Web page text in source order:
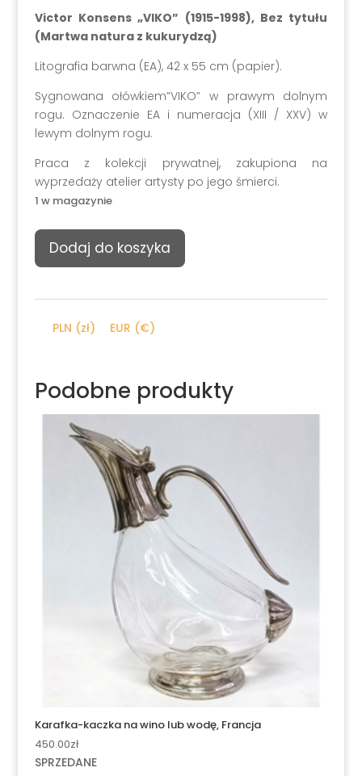
Victor Konsens „VIKO” (1915-1998), Bez tytułu
(Martwa natura z kukurydzą)
Litografia barwna (EA), 42 x 55 cm (papier).
Sygnowana ołówkiem”VIKO” w prawym dolnym
rogu. Oznaczenie EA i numeracja (XIII / XXV) w
lewym dolnym rogu.
Praca z kolekcji prywatnej, zakupiona na
wyprzedaży atelier artysty po jego śmierci.
1 w magazynie
ilość
Victor
natura
Dodaj do koszyka
PLN (zł) EUR (€)
Podobne produkty
Karafka-kaczka na wino lub wodę, Francja
450.00zł
SPRZEDANE